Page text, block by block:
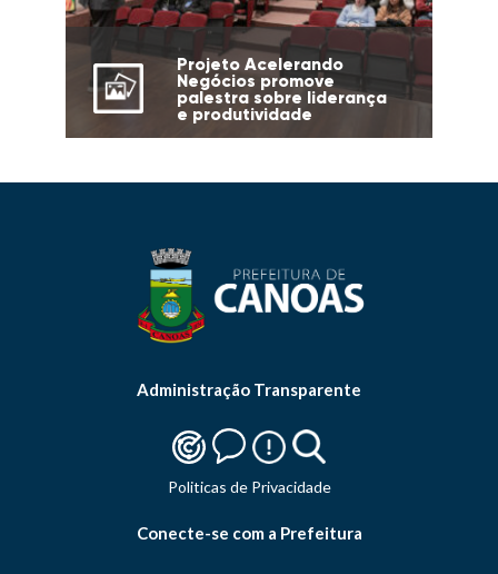
Projeto Acelerando
Negócios promove
palestra sobre liderança
e produtividade
Administração Transparente
Politicas de Privacidade
Conecte-se com a Prefeitura